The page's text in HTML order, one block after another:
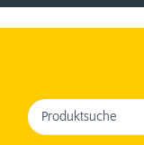
Produktsuche